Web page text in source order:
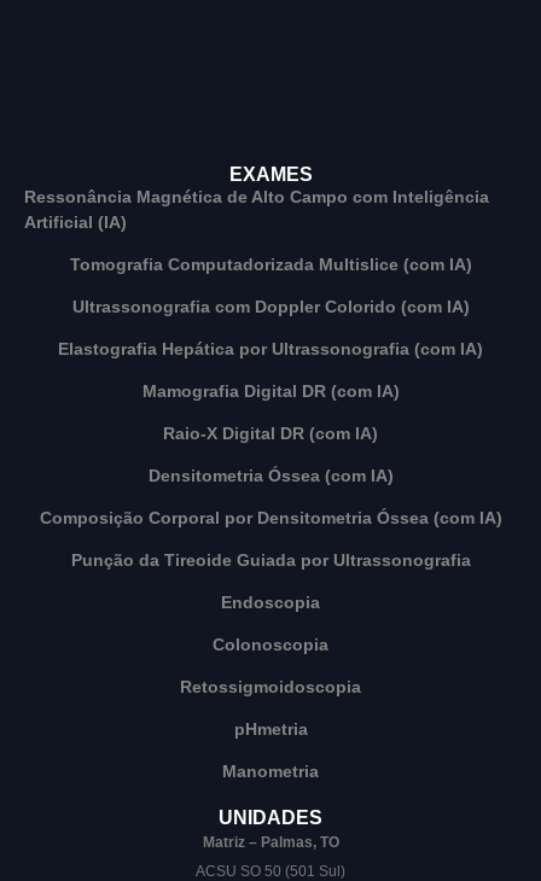
EXAMES
Ressonância Magnética de Alto Campo com Inteligência
Artificial (IA)
Tomografia Computadorizada Multislice (com IA)
Ultrassonografia com Doppler Colorido (com IA)
Elastografia Hepática por Ultrassonografia (com IA)
Mamografia Digital DR (com IA)
Raio-X Digital DR (com IA)
Densitometria Óssea (com IA)
Composição Corporal por Densitometria Óssea (com IA)
Punção da Tireoide Guiada por Ultrassonografia
Endoscopia
Colonoscopia
Retossigmoidoscopia
pHmetria
Manometria
UNIDADES
Matriz – Palmas, TO
ACSU SO 50 (501 Sul)